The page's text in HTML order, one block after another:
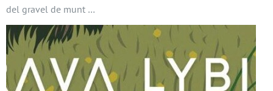
del gravel de munt …